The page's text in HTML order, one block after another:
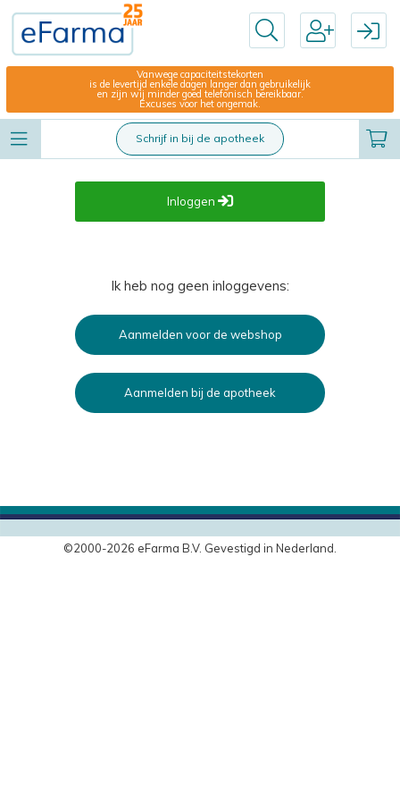
Vanwege capaciteitstekorten
is de levertijd enkele dagen langer dan gebruikelijk
en zijn wij minder goed telefonisch bereikbaar.
Excuses voor het ongemak.
Schrijf in bij de apotheek
Inloggen
Ik heb nog geen inloggevens:
Aanmelden voor de webshop
Aanmelden bij de apotheek
©2000-2026 eFarma B.V. Gevestigd in Nederland.